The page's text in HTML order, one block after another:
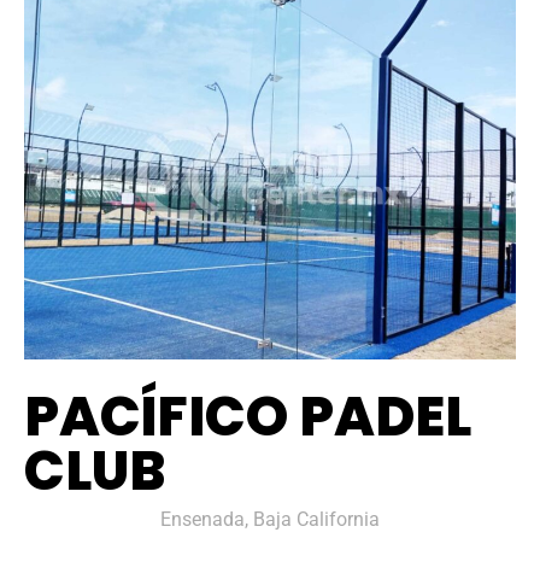
PACÍFICO PADEL
CLUB
Ensenada, Baja California